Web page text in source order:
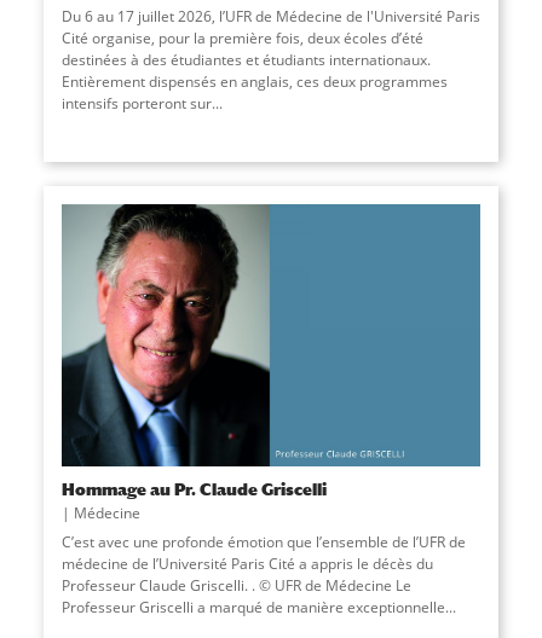
Du 6 au 17 juillet 2026, l’UFR de Médecine de l'Université Paris
Cité organise, pour la première fois, deux écoles d’été
destinées à des étudiantes et étudiants internationaux.
Entièrement dispensés en anglais, ces deux programmes
intensifs porteront sur...
Hommage au Pr. Claude Griscelli
Médecine
C’est avec une profonde émotion que l’ensemble de l’UFR de
médecine de l’Université Paris Cité a appris le décès du
Professeur Claude Griscelli. . © UFR de Médecine Le
Professeur Griscelli a marqué de manière exceptionnelle...